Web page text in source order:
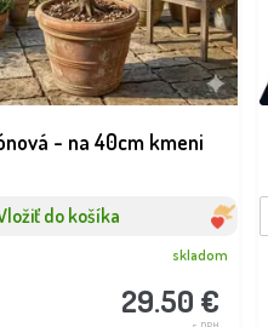
- na 40cm kmeni
do košíka
29.50 €
skladom